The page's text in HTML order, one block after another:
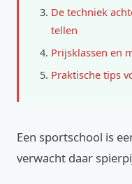
De techniek
tellen
Prijsklassen en
Praktische tips
Een sportschool is
verwacht daar